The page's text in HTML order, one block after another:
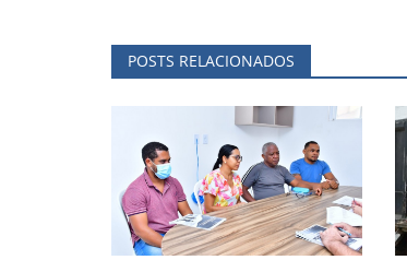
POSTS RELACIONADOS